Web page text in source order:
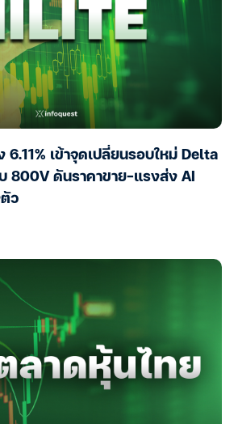
6.11% เข้าจุดเปลี่ยนรอบใหม่ Delta
800V ดันราคาขาย-แรงส่ง AI
ตัว